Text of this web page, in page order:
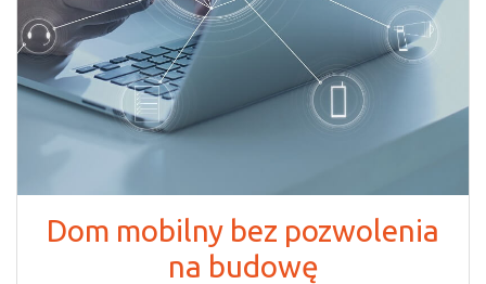
Dom mobilny bez pozwolenia
na budowę